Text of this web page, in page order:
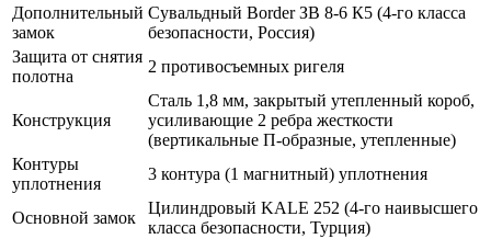
Дополнительный
замок
Сувальдный Border ЗВ 8-6 К5 (4-го класса
безопасности, Россия)
Защита от снятия
полотна
2 противосъемных ригеля
Конструкция
Сталь 1,8 мм, закрытый утепленный короб,
усиливающие 2 ребра жесткости
(вертикальные П-образные, утепленные)
Контуры
уплотнения
3 контура (1 магнитный) уплотнения
Основной замок
Цилиндровый KALE 252 (4-го наивысшего
класса безопасности, Турция)